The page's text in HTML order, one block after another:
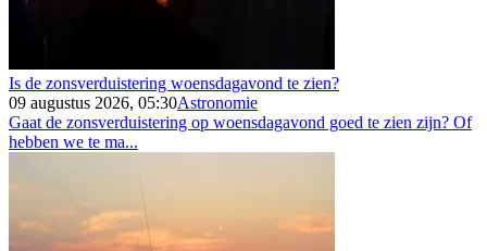
Is de zonsverduistering woensdagavond te zien?
09 augustus 2026, 05:30Astronomie
Gaat de zonsverduistering op woensdagavond goed te zien zijn? Of
hebben we te ma...